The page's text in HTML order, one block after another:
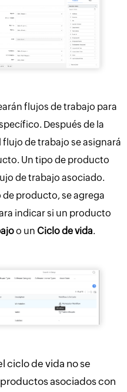
flujos de trabajo para
Después de la
de trabajo se asignará
Un tipo de producto
de trabajo asociado.
de producto, se agrega
indicar si un producto
o un Ciclo de vida.
ciclo de vida no se
asociados con